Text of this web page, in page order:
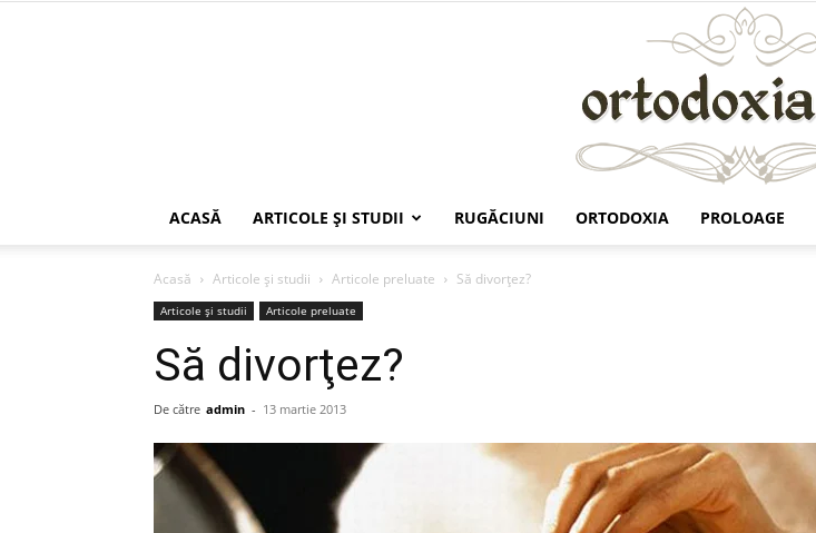
ACASĂ ARTICOLE ŞI STUDII RUGĂCIUNI ORTODOXIA PROLOAGE
Acasă Articole şi studii Articole preluate Să divorţez?
Articole şi studii Articole preluate
Să divorţez?
De către admin - 13 martie 2013